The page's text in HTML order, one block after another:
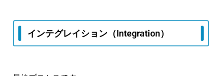
インテグレイション（Integration）